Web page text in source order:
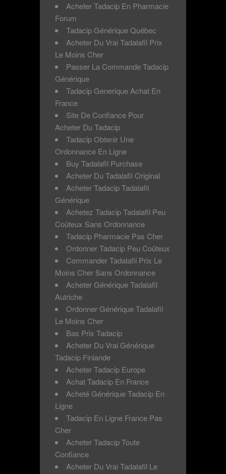
Acheter Tadacip En Pharmacie
Forum
Tadacip Générique Québec
Acheter Du Vrai Tadalafil Prix
Le Moins Cher
Passer La Commande Tadacip
Générique
Tadacip Generique Achat En
France
Site De Confiance Pour
Acheter Du Tadacip
Tadacip Obtenir Une
Ordonnance En Ligne
Buy Tadalafil Purchase
Acheter Du Tadalafil Original
Acheter Tadacip Tadalafil
Générique
Achetez Tadacip Tadalafil Peu
Coûteux Sans Ordonnance
Tadacip Pharmacie Pas Cher
Ordonner Tadacip Peu Coûteux
Commander Tadalafil Prix Le
Moins Cher Sans Ordonnance
Acheter Générique Tadalafil
Autriche
Ordonner Générique Tadalafil
Le Moins Cher
Bas Prix Tadacip
Acheter Du Vrai Générique
Tadacip Finlande
Acheter Tadacip Europe
Achat Tadacip En France
Acheté Générique Tadacip En
Ligne
Tadacip En Ligne France Pas
Cher
Acheter Tadacip Toute
Confiance
Acheter Du Vrai Tadalafil Le